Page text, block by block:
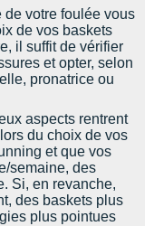
de votre foulée vous
de vos baskets
il suffit de vérifier
et opter, selon
pronatrice ou
aspects rentrent
du choix de vos
et que vos
semaine, des
Si, en revanche,
des baskets plus
plus pointues